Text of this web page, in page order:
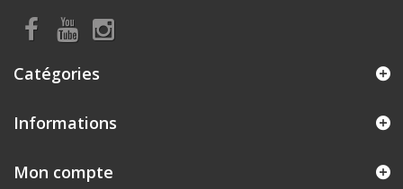
Catégories
Informations
Mon compte